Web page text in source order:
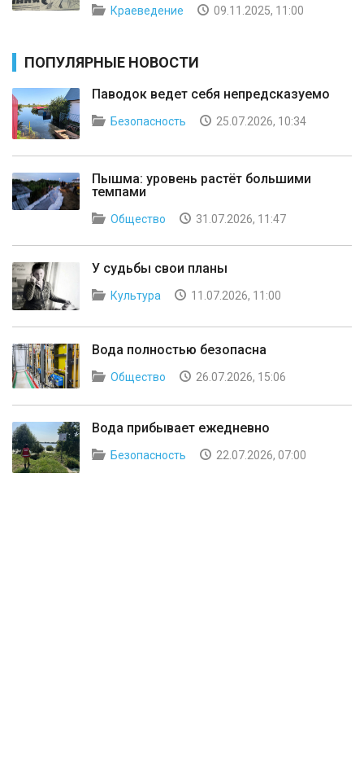
Краеведение 09.11.2025, 11:00
ПОПУЛЯРНЫЕ НОВОСТИ
Паводок ведет себя непредсказуемо
Безопасность 25.07.2026, 10:34
Пышма: уровень растёт большими
темпами
Общество 31.07.2026, 11:47
У судьбы свои планы
Культура 11.07.2026, 11:00
Вода полностью безопасна
Общество 26.07.2026, 15:06
Вода прибывает ежедневно
Безопасность 22.07.2026, 07:00